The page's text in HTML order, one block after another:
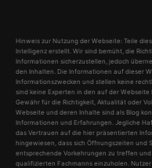
Hinweis zur Nutzung der Webseite: Teile
Intelligenz erstellt. Wir sind bemüht, die
Informationen sicherzustellen, jedoch
den Inhalten. Die Informationen auf dieser
Informationszwecken und stellen keine
sind keine Experten in den auf der
Gewähr für die Richtigkeit, Aktualität oder
Webseite und deren Inhalte sind als Blog
Informationen und Erfahrungen. Jegliche
das Vertrauen auf die hier präsentierten
hingewiesen, dass sich Öffnungszeiten und
entsprechende Vorkehrungen zu treffen
qualifizierten Fachmanns einzuholen.